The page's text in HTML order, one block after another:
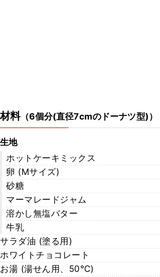
材料（6個分(直径7cmのドーナツ型)）
生地
ホットケーキミックス
卵 (Mサイズ)
砂糖
マーマレードジャム
溶かし無塩バター
牛乳
サラダ油 (塗る用)
ホワイトチョコレート
お湯 (湯せん用、50℃)